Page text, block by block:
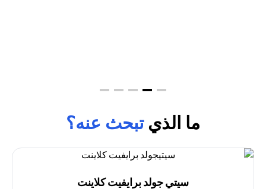
ما الذيتبحث عنه؟
سيتي جولد برايفيت كلاينت